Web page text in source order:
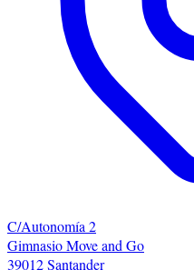
C/Autonomía 2
Gimnasio Move and Go
39012 Santander